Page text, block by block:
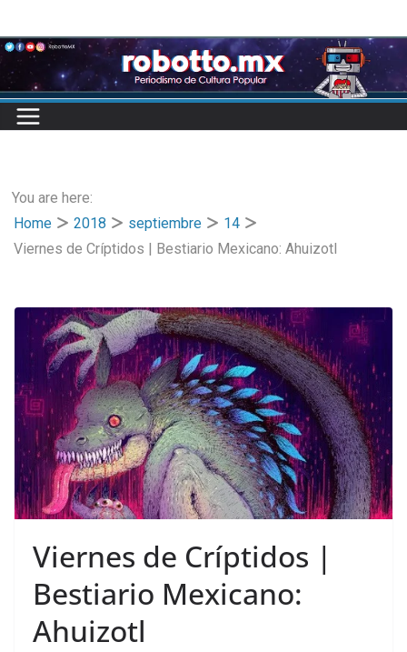
to
content
You are here:
Home
2018 septiembre
14
Viernes de Críptidos | Bestiario Mexicano: Ahuizotl
Viernes de Críptidos |
Bestiario Mexicano:
Ahuizotl